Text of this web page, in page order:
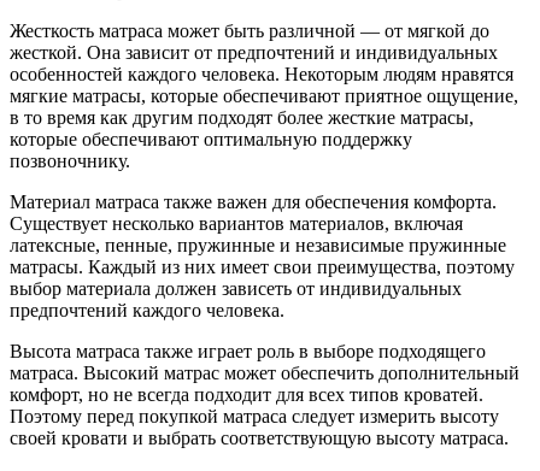
Жесткость матраса может быть различной — от мягкой до
жесткой. Она зависит от предпочтений и индивидуальных
особенностей каждого человека. Некоторым людям нравятся
мягкие матрасы, которые обеспечивают приятное ощущение,
в то время как другим подходят более жесткие матрасы,
которые обеспечивают оптимальную поддержку
позвоночнику.
Материал матраса также важен для обеспечения комфорта.
Существует несколько вариантов материалов, включая
латексные, пенные, пружинные и независимые пружинные
матрасы. Каждый из них имеет свои преимущества, поэтому
выбор материала должен зависеть от индивидуальных
предпочтений каждого человека.
Высота матраса также играет роль в выборе подходящего
матраса. Высокий матрас может обеспечить дополнительный
комфорт, но не всегда подходит для всех типов кроватей.
Поэтому перед покупкой матраса следует измерить высоту
своей кровати и выбрать соответствующую высоту матраса.